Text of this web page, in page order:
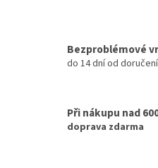
Bezproblémové
do 14 dní od doručení
Při nákupu nad
doprava zdarma